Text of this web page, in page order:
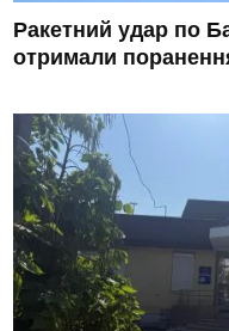
Ракетний удар по
отримали